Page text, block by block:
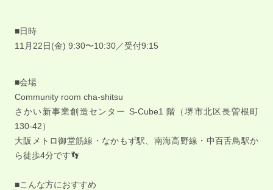
■日時
11月22日(金) 9:30〜10:30／受付9:15
■会場
Community room cha-shitsu
さかい新事業創造センター S-Cube1 階（堺市北区長曽根町
130-42）
大阪メトロ御堂筋線・なかもず駅、南海高野線・中百舌鳥駅か
ら徒歩4分です👣
■こんな方におすすめ